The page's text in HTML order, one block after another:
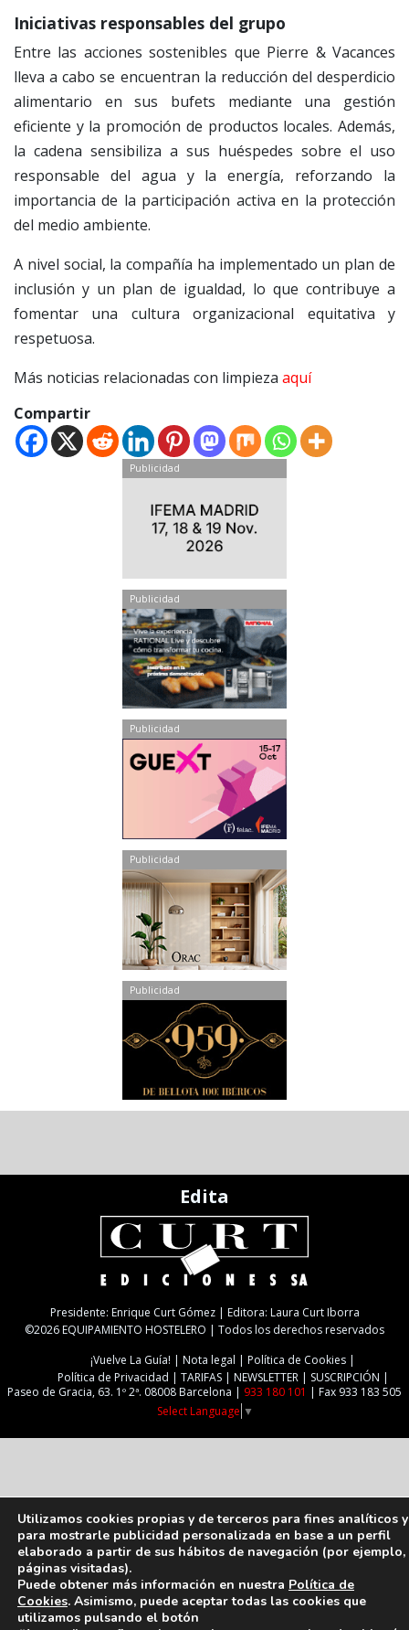
Iniciativas responsables del grupo
Entre las acciones sostenibles que Pierre & Vacances
lleva a cabo se encuentran la reducción del desperdicio
alimentario en sus bufets mediante una gestión
eficiente y la promoción de productos locales. Además,
la cadena sensibiliza a sus huéspedes sobre el uso
responsable del agua y la energía, reforzando la
importancia de la participación activa en la protección
del medio ambiente.
A nivel social, la compañía ha implementado un plan de
inclusión y un plan de igualdad, lo que contribuye a
fomentar una cultura organizacional equitativa y
respetuosa.
Más noticias relacionadas con limpieza aquí
Compartir
Publicidad
Publicidad
Publicidad
Publicidad
Publicidad
Edita
Presidente: Enrique Curt Gómez | Editora: Laura Curt Iborra
©2026 EQUIPAMIENTO HOSTELERO | Todos los derechos reservados
¡Vuelve La Guía!
Nota legal
Política de Cookies
Política de Privacidad
TARIFAS NEWSLETTER
SUSCRIPCIÓN
Paseo de Gracia, 63. 1º 2ª. 08008 Barcelona | 933 180 101
| Fax 933 183 505
Select Language ▼
Utilizamos cookies propias y de terceros para fines analíticos y
para mostrarle publicidad personalizada en base a un perfil
elaborado a partir de sus hábitos de navegación (por ejemplo,
páginas visitadas).
Puede obtener más información en nuestra Política de
Cookies. Asimismo, puede aceptar todas las cookies que
utilizamos pulsando el botón